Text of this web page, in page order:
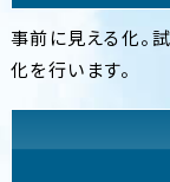
事前に見える化。
化を行います。